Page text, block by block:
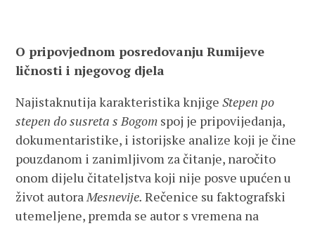
O pripovjednom posredovanju Rumijeve
ličnosti i njegovog djela
Najistaknutija karakteristika knjigeStepen po
stepen do susreta s Bogom spoj je pripovijedanja,
dokumentaristike, i istorijske analize koji je čine
pouzdanom i zanimljivom za čitanje, naročito
onom dijelu čitateljstva koji nije posve upućen u
život autoraMesnevije.Rečenice su faktografski
utemeljene, premda se autor s vremena na